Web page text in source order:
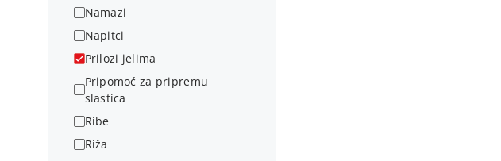
Namazi
Napitci
Prilozi jelima
Pripomoć za pripremu
slastica
Ribe
Riža